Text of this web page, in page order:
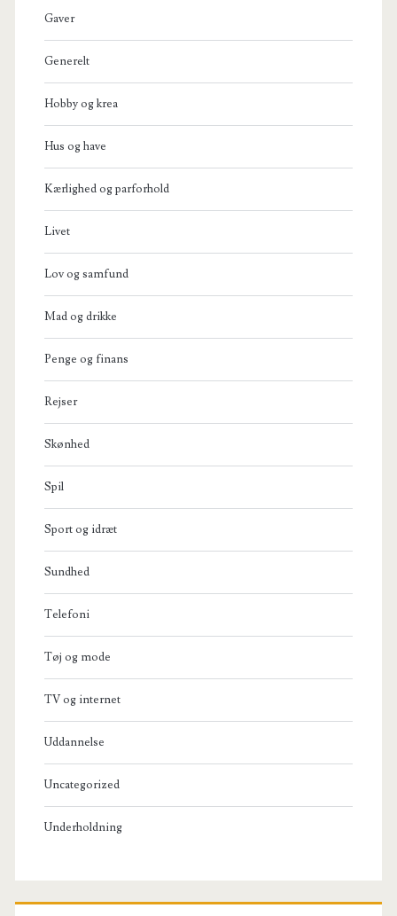
Gaver
Generelt
Hobby og krea
Hus og have
Kærlighed og parforhold
Livet
Lov og samfund
Mad og drikke
Penge og finans
Rejser
Skønhed
Spil
Sport og idræt
Sundhed
Telefoni
Tøj og mode
TV og internet
Uddannelse
Uncategorized
Underholdning